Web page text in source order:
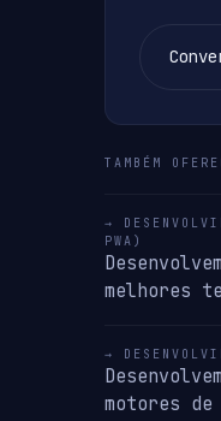
TAMBÉM
→
PWA)
melhores
→
motores de